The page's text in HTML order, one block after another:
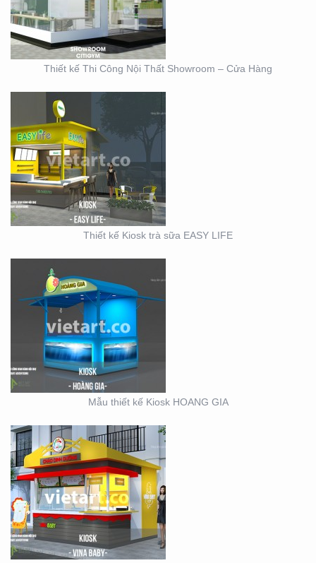
Thiết kế Thi Công Nội Thất Showroom – Cửa Hàng
Thiết kế Kiosk trà sữa EASY LIFE
MẪU THIẾT KẾ KIOSK
HOANG GIA
Mẫu thiết kế Kiosk HOANG GIA
KIOSK CHÁO VINA BABY
SỰ KIỆN CÔNG TY ĐIỆN
LỰC EVN HẢI PHÒNG